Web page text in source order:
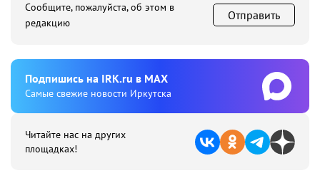
Сообщите, пожалуйста, об этом в
редакцию
Отправить
Подпишиcь на IRK.ru в MAX
Cамые свежие новости Иркутска
Читайте нас на других
площадках!